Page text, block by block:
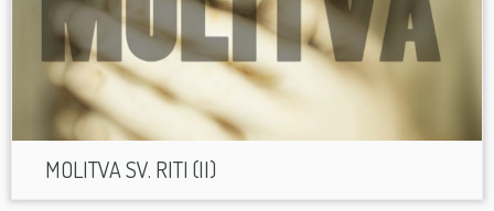
MOLITVA SV. RITI (II)